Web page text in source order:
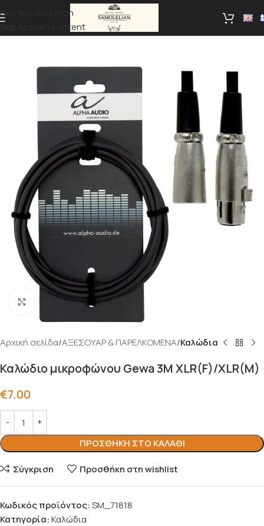
Skip to navigation
Skip to main content
Click to enlarge
Αρχική σελίδα ΑΞΕΣΟΥΑΡ & ΠΑΡΕΛΚΟΜΕΝΑ Καλώδια
Καλώδιο μικροφώνου Gewa 3M XLR(F)/XLR(M)
€7.00
ΠΡΟΣΘΉΚΗ ΣΤΟ ΚΑΛΆΘΙ
Σύγκριση Προσθήκη στη wishlist
Κωδικός προϊόντος:SM_71818
Κατηγορία:Καλώδια